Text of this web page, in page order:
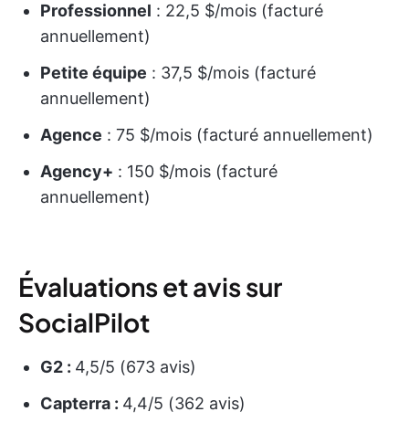
Professionnel : 22,5 $/mois (facturé
annuellement)
Petite équipe : 37,5 $/mois (facturé
annuellement)
Agence : 75 $/mois (facturé annuellement)
Agency+ : 150 $/mois (facturé
annuellement)
Évaluations et avis sur
SocialPilot
G2 : 4,5/5 (673 avis)
Capterra : 4,4/5 (362 avis)